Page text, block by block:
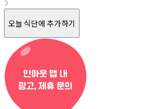
오늘 식단에 추가하기